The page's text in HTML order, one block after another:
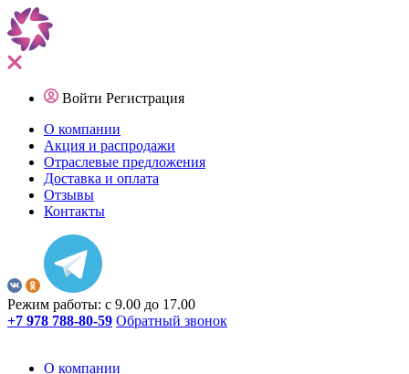
Войти Регистрация
О компании
Акция и распродажи
Отраслевые предложения
Доставка и оплата
Отзывы
Контакты
Режим работы: с 9.00 до 17.00
+7 978 788-80-59 Обратный звонок
О компании